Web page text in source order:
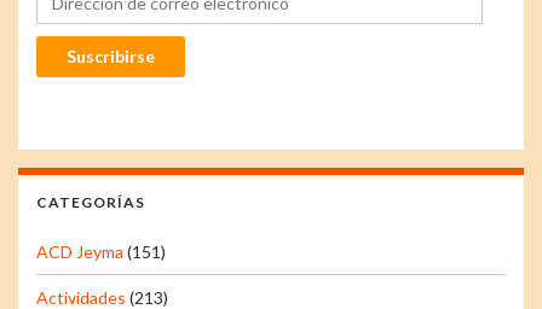
Suscribirse
CATEGORÍAS
ACD Jeyma (151)
Actividades (213)